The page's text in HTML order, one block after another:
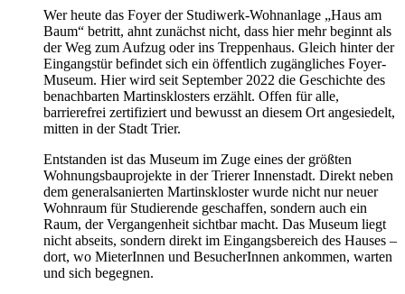
Wer heute das Foyer der Studiwerk-Wohnanlage „Haus am
Baum“ betritt, ahnt zunächst nicht, dass hier mehr beginnt als
der Weg zum Aufzug oder ins Treppenhaus. Gleich hinter der
Eingangstür befindet sich ein öffentlich zugängliches Foyer-
Museum. Hier wird seit September 2022 die Geschichte des
benachbarten Martinsklosters erzählt. Offen für alle,
barrierefrei zertifiziert und bewusst an diesem Ort angesiedelt,
mitten in der Stadt Trier.
Entstanden ist das Museum im Zuge eines der größten
Wohnungsbauprojekte in der Trierer Innenstadt. Direkt neben
dem generalsanierten Martinskloster wurde nicht nur neuer
Wohnraum für Studierende geschaffen, sondern auch ein
Raum, der Vergangenheit sichtbar macht. Das Museum liegt
nicht abseits, sondern direkt im Eingangsbereich des Hauses –
dort, wo MieterInnen und BesucherInnen ankommen, warten
und sich begegnen.